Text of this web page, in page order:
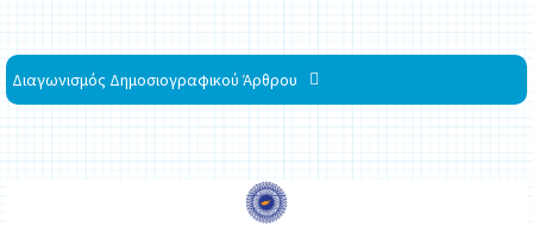
Διαγωνισμός Δημοσιογραφικού Άρθρου